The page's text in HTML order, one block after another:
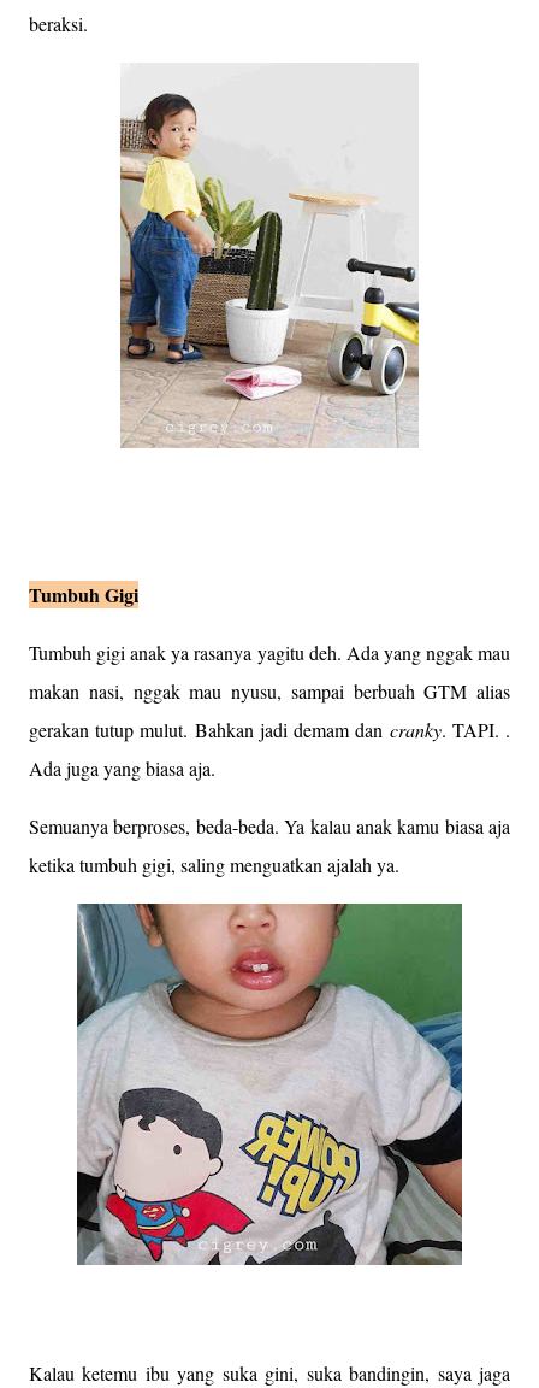
beraksi.
Tumbuh Gigi
Tumbuh gigi anak ya rasanya yagitu deh. Ada yang nggak mau
makan nasi, nggak mau nyusu, sampai berbuah GTM alias
gerakan tutup mulut. Bahkan jadi demam dan cranky. TAPI. .
Ada juga yang biasa aja.
Semuanya berproses, beda-beda. Ya kalau anak kamu biasa aja
ketika tumbuh gigi, saling menguatkan ajalah ya.
Kalau ketemu ibu yang suka gini, suka bandingin, saya jaga